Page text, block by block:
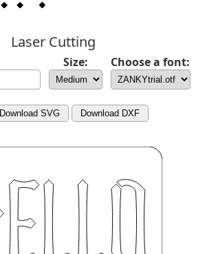
Laser Cutting
Size: Choose a font:
Download SVG Download DXF